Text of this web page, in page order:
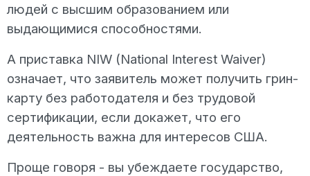
людей с высшим образованием или
выдающимися способностями.
А приставка NIW (National Interest Waiver)
означает, что заявитель может получить грин-
карту без работодателя и без трудовой
сертификации, если докажет, что его
деятельность важна для интересов США.
Проще говоря - вы убеждаете государство,